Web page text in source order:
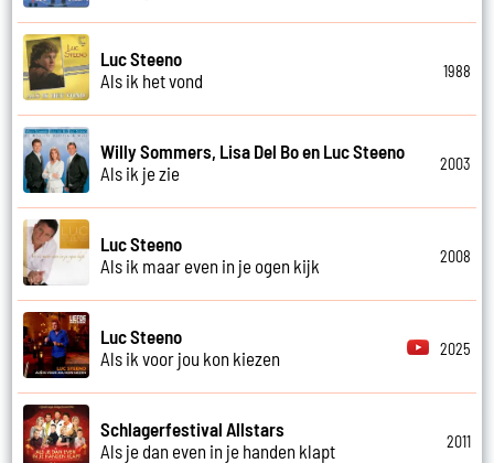
Luc Steeno
Als ik het vond
1988
Willy Sommers, Lisa Del Bo en Luc Steeno
Als ik je zie
2003
Luc Steeno
Als ik maar even in je ogen kijk
2008
Luc Steeno
Als ik voor jou kon kiezen
2025
Schlagerfestival Allstars
Als je dan even in je handen klapt
2011